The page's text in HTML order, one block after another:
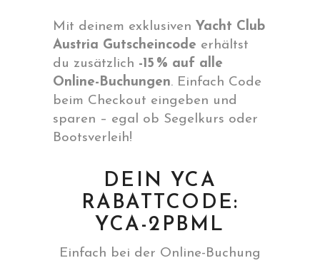
Mit deinem exklusiven Yacht Club
Austria Gutscheincode erhältst
du zusätzlich -15 % auf alle
Online-Buchungen. Einfach Code
beim Checkout eingeben und
sparen – egal ob Segelkurs oder
Bootsverleih!
DEIN YCA
RABATTCODE:
YCA-2PBML
Einfach bei der Online-Buchung